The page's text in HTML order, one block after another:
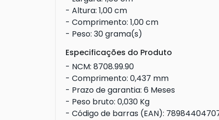
- Altura: 1,00 cm
- Comprimento: 1,00 cm
- Peso: 30 grama(s)
Especificações do Produto
- NCM: 8708.99.90
- Comprimento: 0,437 mm
- Prazo de garantia: 6 Meses
- Peso bruto: 0,030 Kg
- Código de barras (EAN):